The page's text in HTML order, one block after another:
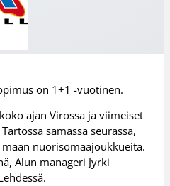
on 1+1 -vuotinen.
ajan Virossa ja viimeiset
samassa seurassa,
nuorisomaajoukkueita.
Alun manageri Jyrki